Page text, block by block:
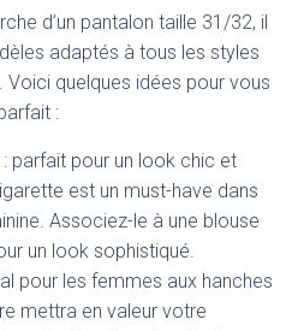
d’un pantalon taille 31/32, il
adaptés à tous les styles
quelques idées pour vous
:
parfait pour un look chic et
est un must-have dans
Associez-le à une blouse
un look sophistiqué.
pour les femmes aux hanches
mettra en valeur votre